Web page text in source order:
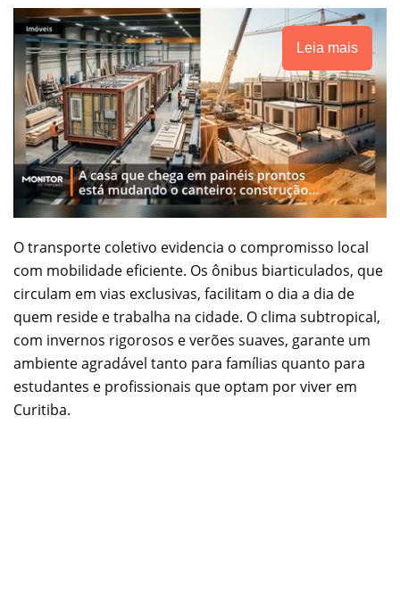
Leia mais
O transporte coletivo evidencia o compromisso local
com mobilidade eficiente. Os ônibus biarticulados, que
circulam em vias exclusivas, facilitam o dia a dia de
quem reside e trabalha na cidade. O clima subtropical,
com invernos rigorosos e verões suaves, garante um
ambiente agradável tanto para famílias quanto para
estudantes e profissionais que optam por viver em
Curitiba.